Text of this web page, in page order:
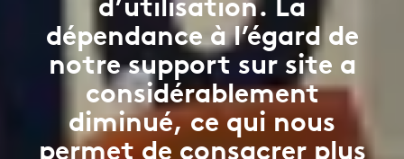
dépendance à l’égard de
notre support sur site a
considérablement
diminué, ce qui nous
permet de consacrer plus